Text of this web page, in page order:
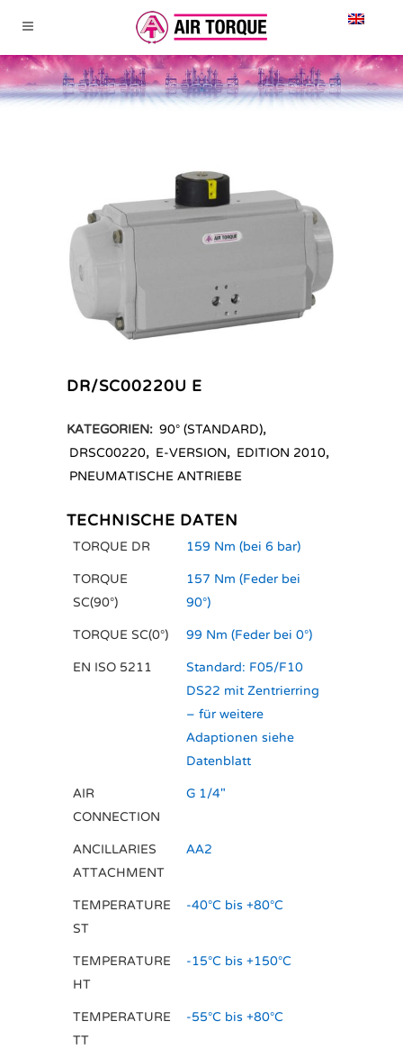
DR/SC00220U E
KATEGORIEN: 90° (STANDARD),
DRSC00220, E-VERSION, EDITION 2010,
PNEUMATISCHE ANTRIEBE
TECHNISCHE DATEN
TORQUE DR 159 Nm (bei 6 bar)
TORQUE
SC(90°)
157 Nm (Feder bei
90°)
TORQUE SC(0°) 99 Nm (Feder bei 0°)
EN ISO 5211
Standard: F05/F10
DS22 mit Zentrierring
– für weitere
Adaptionen siehe
Datenblatt
AIR
CONNECTION
G 1/4"
ANCILLARIES
ATTACHMENT
AA2
TEMPERATURE
ST
-40°C bis +80°C
TEMPERATURE
HT
-15°C bis +150°C
TEMPERATURE
TT
-55°C bis +80°C